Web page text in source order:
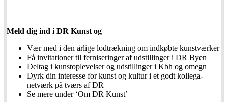
Meld dig ind i DR Kunst og
Vær med i den årlige lodtrækning om indkøbte kunstværker
Få invitationer til ferniseringer af udstillinger i DR Byen
Deltag i kunstoplevelser og udstillinger i Kbh og omegn
Dyrk din interesse for kunst og kultur i et godt kollega-
netværk på tværs af DR
Se mere under ‘Om DR Kunst’